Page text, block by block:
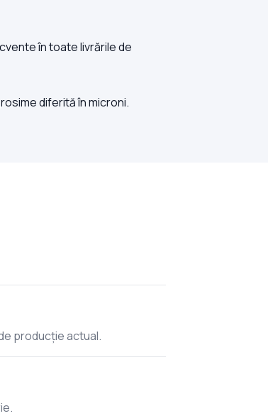
în toate livrările de
diferită în microni.
producție actual.